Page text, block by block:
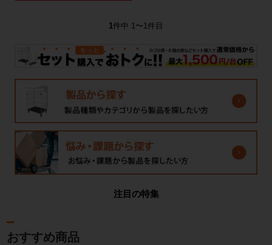
1件中 1〜1件目
注目の特集
おすすめ商品